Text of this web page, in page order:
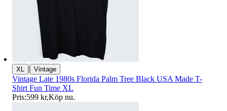
XL | Vintage
Vintage Late 1980s Florida Palm Tree Black USA Made T-
Shirt Fun Time XL
Pris:599 kr,Köp nu.